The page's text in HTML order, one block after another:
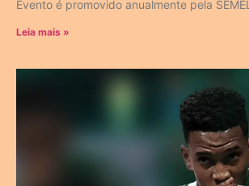
Evento é promovido anualmente pela SEMEL
Leia mais »